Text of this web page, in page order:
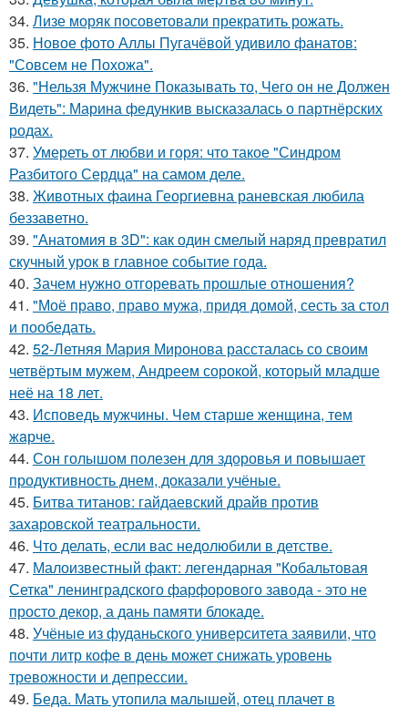
34. Лизе моряк посоветовали прекратить рожать.
35. Новое фото Аллы Пугачёвой удивило фанатов:
"Совсем не Похожа".
36. "Нельзя Мужчине Показывать то, Чего он не Должен
Видеть": Марина федункив высказалась о партнёрских
родах.
37. Умереть от любви и горя: что такое "Синдром
Разбитого Сердца" на самом деле.
38. Животных фаина Георгиевна раневская любила
беззаветно.
39. "Анатомия в 3D": как один смелый наряд превратил
скучный урок в главное событие года.
40. Зачем нужно отгоревать прошлые отношения?
41. "Моё право, право мужа, придя домой, сесть за стол
и пообедать.
42. 52-Летняя Мария Миронова рассталась со своим
четвёртым мужем, Андреем сорокой, который младше
неё на 18 лет.
43. Исповедь мужчины. Чeм старше женщина, тем
жaрче.
44. Сон голышом полезен для здоровья и повышает
продуктивность днем, доказали учёные.
45. Битва титанов: гайдаевский драйв против
захаровской театральности.
46. Что делать, если вас недолюбили в детстве.
47. Малоизвестный факт: легендарная "Кобальтовая
Сетка" ленинградского фарфорового завода - это не
просто декор, а дань памяти блокаде.
48. Учёные из фуданьского университета заявили, что
почти литр кофе в день может снижать уровень
тревожности и депрессии.
49. Беда. Мать утопила малышей, отец плачет в